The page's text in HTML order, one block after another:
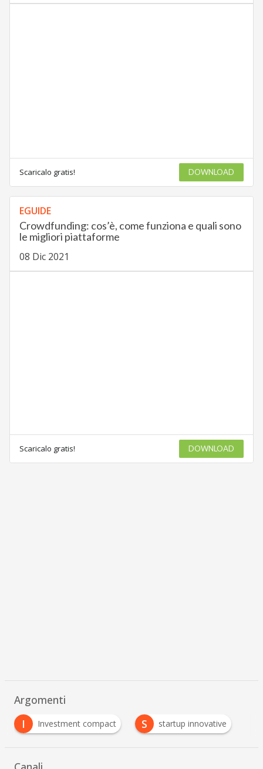
Scaricalo gratis! DOWNLOAD
EGUIDE
Crowdfunding: cos’è, come funziona e quali sono
le migliori piattaforme
08 Dic 2021
Scaricalo gratis! DOWNLOAD
Argomenti
I
Investment compact S startup innovative